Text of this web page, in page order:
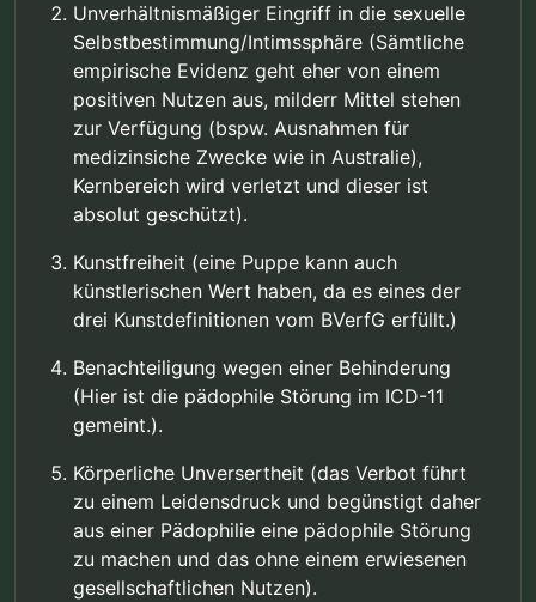
Unverhältnismäßiger Eingriff in die sexuelle
Selbstbestimmung/Intimssphäre (Sämtliche
empirische Evidenz geht eher von einem
positiven Nutzen aus, milderr Mittel stehen
zur Verfügung (bspw. Ausnahmen für
medizinsiche Zwecke wie in Australie),
Kernbereich wird verletzt und dieser ist
absolut geschützt).
Kunstfreiheit (eine Puppe kann auch
künstlerischen Wert haben, da es eines der
drei Kunstdefinitionen vom BVerfG erfüllt.)
Benachteiligung wegen einer Behinderung
(Hier ist die pädophile Störung im ICD-11
gemeint.).
Körperliche Unversertheit (das Verbot führt
zu einem Leidensdruck und begünstigt daher
aus einer Pädophilie eine pädophile Störung
zu machen und das ohne einem erwiesenen
gesellschaftlichen Nutzen).